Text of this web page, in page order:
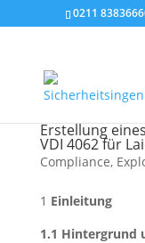
0211
Erstellung
VDI 4062 für
Compliance,
1 Einleitung
1.1 Hintergrund